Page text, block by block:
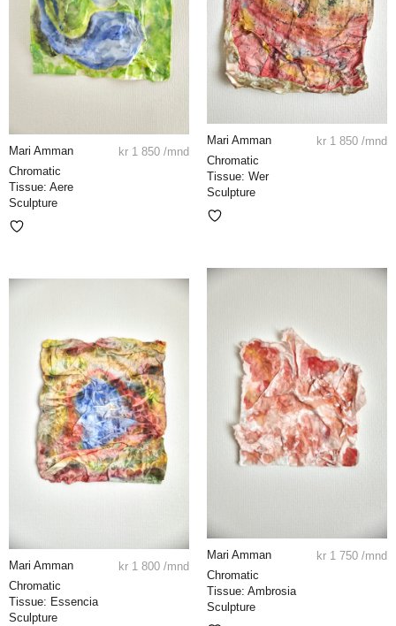
Mari Amman
Chromatic
Tissue: Aere
Sculpture
kr 1 850 /mnd
Mari Amman
Chromatic
Tissue: Wer
Sculpture
kr 1 850 /mnd
Mari Amman
Chromatic
Tissue: Ambrosia
Sculpture
kr 1 750 /mnd
Mari Amman
Chromatic
Tissue: Essencia
Sculpture
kr 1 800 /mnd